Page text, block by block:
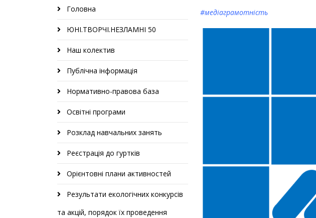
Головна
ЮНІ.ТВОРЧІ.НЕЗЛАМНІ 50
Наш колектив
Публічна інформація
Нормативно-правова база
Освітні програми
Розклад навчальних занять
Реєстрація до гуртків
Орієнтовні плани активностей
Результати екологічних конкурсів
та акцій, порядок їх проведення
#медіаграмотність